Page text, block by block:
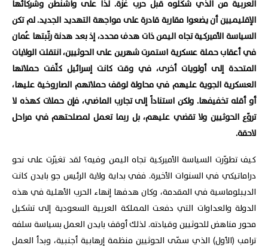
العربية من الذي شكّلوه قبل حرب غزة. لذا على واشنطن وشركائها
الإقليميين أن يضعوا مقاربة قادرة على مواجهة التهديد الجديد. لم تكن
السياسة الأميركية تجاه اليمن ذات هدف محدد، إذ بعد هدنة رتّبتها عُمان
في أعقاب حملة عسكرية استمرت شهرين على الحوثيين، انتقلت الولايات
المتحدة إلى أولويات أخرى، في وقت كانت إسرائيل كثّفت حملاتها
العسكرية الجوية عليهم في محاولة لوقف حملاتهم الصاروخية عليها،
أو أقله تخفيفها. ولكن استناداً إلى تجارب الماضي، فإن حملات كهذه لا
تروّع الحوثيين ولا تقضي عليهم، بل ربما تعمل لمصلحتهم في مراحل
لاحقة.
كيف تطوّرت السياسة الأميركية تجاه اليمن وفيه؟ لقد تغيّرت على نحو
دراماتيكي في السنوات الأخيرة. ففي بداية ولاية الرئيس جو بايدن كانت
الديبلوماسية في المقدمة، وكان هدفها إنهاء الحرب الأهلية في هذه
الدولة والعداوات التي دفعت المملكة العربية السعودية إلى تشكيل
محور مناهض للحوثيين وقيادته. لذلك أوقف بايدن العمل بسياسة سلفه
ترامب (الأول) الذي سمّى الحوثيين منظمة إرهابية أجنبية، وبدأ العمل